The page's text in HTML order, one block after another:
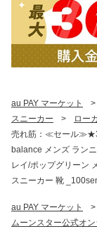
au PAY マーケット >
スニーカー
> ロー
売れ筋：≪セール≫★3
balance メンズ ラン
レイ/ポップグリーン
スニーカー 靴
au PAY マーケット
>
ムーンスター公式オ